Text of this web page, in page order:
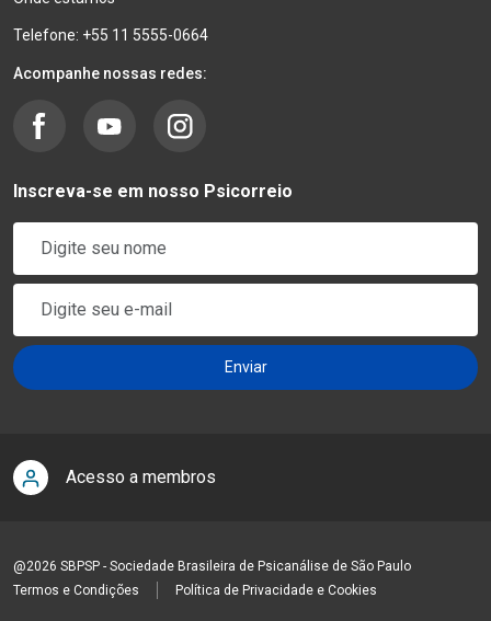
Telefone: +55 11 5555-0664
Acompanhe nossas redes:
Inscreva-se em nosso Psicorreio
Acesso a membros
@2026 SBPSP - Sociedade Brasileira de Psicanálise de São Paulo
Termos e Condições
Política de Privacidade e Cookies